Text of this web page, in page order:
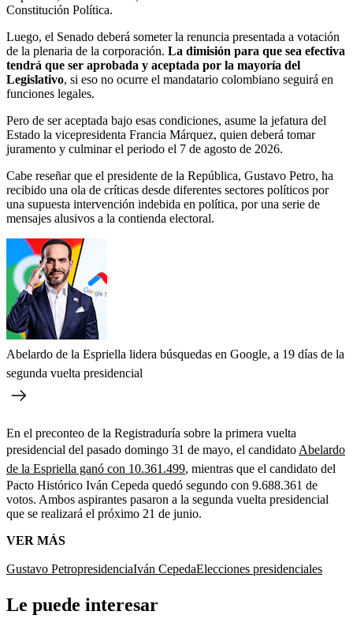
Constitución Política.
Luego, el Senado deberá someter la renuncia presentada a votación
de la plenaria de la corporación. La dimisión para que sea efectiva
tendrá que ser aprobada y aceptada por la mayoría del
Legislativo, si eso no ocurre el mandatario colombiano seguirá en
funciones legales.
Pero de ser aceptada bajo esas condiciones, asume la jefatura del
Estado la vicepresidenta Francia Márquez, quien deberá tomar
juramento y culminar el periodo el 7 de agosto de 2026.
Cabe reseñar que el presidente de la República, Gustavo Petro, ha
recibido una ola de críticas desde diferentes sectores políticos por
una supuesta intervención indebida en política, por una serie de
mensajes alusivos a la contienda electoral.
Abelardo de la Espriella lidera búsquedas en Google, a 19 días de la
segunda vuelta presidencial
En el preconteo de la Registraduría sobre la primera vuelta
presidencial del pasado domingo 31 de mayo, el candidato Abelardo
de la Espriella ganó con 10.361.499, mientras que el candidato del
Pacto Histórico Iván Cepeda quedó segundo con 9.688.361 de
votos. Ambos aspirantes pasaron a la segunda vuelta presidencial
que se realizará el próximo 21 de junio.
VER MÁS
Gustavo PetropresidenciaIván CepedaElecciones presidenciales
Le puede interesar